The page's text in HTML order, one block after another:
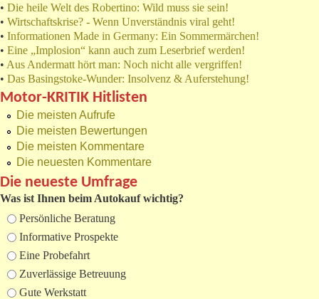
• Die heile Welt des Robertino: Wild muss sie sein!
• Wirtschaftskrise? - Wenn Unverständnis viral geht!
• Informationen Made in Germany: Ein Sommermärchen!
• Eine „Implosion“ kann auch zum Leserbrief werden!
• Aus Andermatt hört man: Noch nicht alle vergriffen!
• Das Basingstoke-Wunder: Insolvenz & Auferstehung!
Motor-KRITIK Hitlisten
Die meisten Aufrufe
Die meisten Bewertungen
Die meisten Kommentare
Die neuesten Kommentare
Die neueste Umfrage
Was ist Ihnen beim Autokauf wichtig?
Auswahlmöglichkeiten
Persönliche Beratung
Informative Prospekte
Eine Probefahrt
Zuverlässige Betreuung
Gute Werkstatt